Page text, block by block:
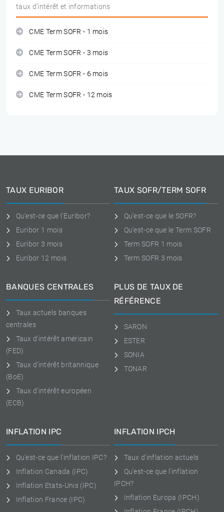
taux d'intérêt et informations
CME Term SOFR - 1 mois
CME Term SOFR - 3 mois
CME Term SOFR - 6 mois
CME Term SOFR - 12 mois
TAUX EURIBOR
Qu'est-ce que l'Euribor?
Euribor 1 mois
Euribor 3 mois
Euribor 12 mois
TAUX SOFR/TERM SOFR
Qu'est-ce que le SOFR?
Qu'est-ce que le Term SOFR
Term SOFR 1 mois
Term SOFR 3 mois
BANQUES CENTRALES
Taux actuels banques
centrales
Taux d'intérêt américain
(FED)
Taux d'intérêt britannique
(BoE)
Taux d'intérêt européen
(ECB)
PLUS DE TAUX DE
RÉFÉRENCE
SARON
ESTER
SONIA
TONAR
INFLATION IPC
Qu'est-ce que l'inflation IPC?
Inflation Canada (IPC)
Inflation Etats-Unis (IPC)
Inflation France (IPC)
INFLATION IPCH
Taux d'inflation actuels
Qu'est-ce que l'inflation
IPCH?
Inflation Europa (IPCH)